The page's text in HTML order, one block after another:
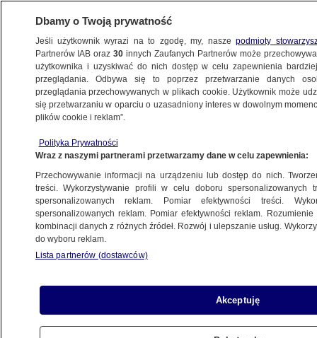
Dbamy o Twoją prywatność
Jeśli użytkownik wyrazi na to zgodę, my, naszepodmioty
Partnerów IAB oraz30 innych Zaufanych Partnerów może
użytkownika i uzyskiwać do nich dostęp w celu zapewnienia
przeglądania. Odbywa się to poprzez przetwarzanie danych
przeglądania przechowywanych w plikach cookie. Użytkownik może
się przetwarzaniu w oparciu o uzasadniony interes w dowolnym
plików cookie i reklam”.
Polityka Prywatności
Wraz z naszymi partnerami przetwarzamy dane w celu zapewnienia:
Przechowywanie informacji na urządzeniu lub dostęp do nich.
treści. Wykorzystywanie profili w celu doboru spersonalizowanych
spersonalizowanych reklam. Pomiar efektywności treści.
spersonalizowanych reklam. Pomiar efektywności reklam.
kombinacji danych z różnych źródeł. Rozwój i ulepszanie usług.
do wyboru reklam.
Lista partnerów (dostawców)
Akceptuję